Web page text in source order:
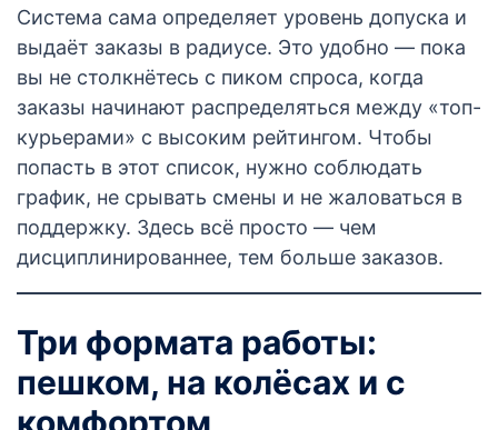
Система сама определяет уровень допуска и
выдаёт заказы в радиусе. Это удобно — пока
вы не столкнётесь с пиком спроса, когда
заказы начинают распределяться между «топ-
курьерами» с высоким рейтингом. Чтобы
попасть в этот список, нужно соблюдать
график, не срывать смены и не жаловаться в
поддержку. Здесь всё просто — чем
дисциплинированнее, тем больше заказов.
Три формата работы:
пешком, на колёсах и с
комфортом